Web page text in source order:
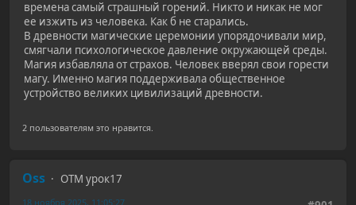
времена самый страшный горений. Никто и никак не мог
ее изжить из человека. Как б не старались.
В древности магические церемонии упорядочивали мир,
смягчали психологическое давление окружающей среды.
Магия избавляла от страхов. Человек вверял свои горести
магу. Именно магия поддерживала общественное
устройство великих цивилизаций древности.
2 пользователям это нравится.
Oss
ОТМ урок17
18 ноября 2025, 11:05:27